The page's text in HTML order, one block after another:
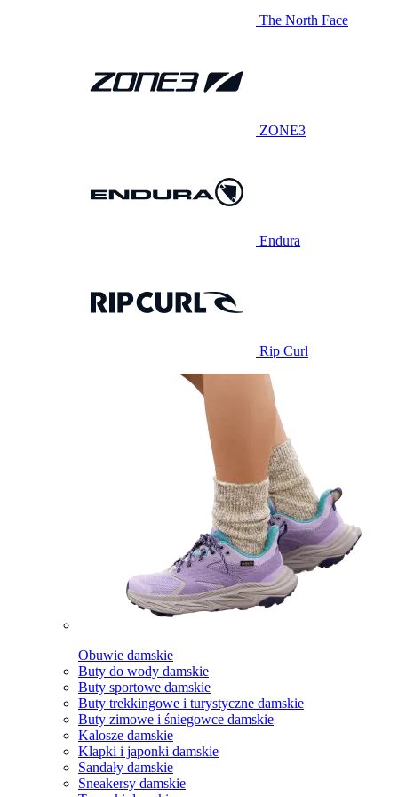
The North Face
ZONE3
Endura
Rip Curl
Obuwie damskie
Buty do wody damskie
Buty sportowe damskie
Buty trekkingowe i turystyczne damskie
Buty zimowe i śniegowce damskie
Kalosze damskie
Klapki i japonki damskie
Sandały damskie
Sneakersy damskie